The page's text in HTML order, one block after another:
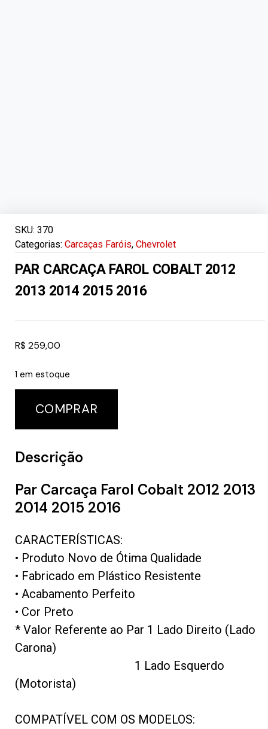
SKU: 370
Categorias: Carcaças Faróis, Chevrolet
PAR CARCAÇA FAROL COBALT 2012
2013 2014 2015 2016
R$ 259,00
1 em estoque
COMPRAR
Descrição
Par Carcaça Farol Cobalt 2012 2013
2014 2015 2016
CARACTERÍSTICAS:
• Produto Novo de Ótima Qualidade
• Fabricado em Plástico Resistente
• Acabamento Perfeito
• Cor Preto
* Valor Referente ao Par 1 Lado Direito (Lado
Carona)
1 Lado Esquerdo
(Motorista)
COMPATÍVEL COM OS MODELOS: